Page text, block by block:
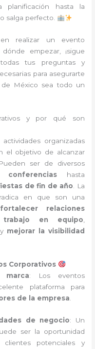
planificación hasta la
salga perfecto.
realizar un evento
empezar, ¡sigue
tus preguntas y
para asegurarte
México sea todo un
y por qué son
actividades organizadas
el objetivo de alcanzar
ser de diversos
hasta
de fin de año . La
en que son una
fortalecer relaciones
en equipo
y mejorar la visibilidad
Corporativos
: Los eventos
plataforma para
de la empresa
de negocio: Un
ser la oportunidad
potenciales y